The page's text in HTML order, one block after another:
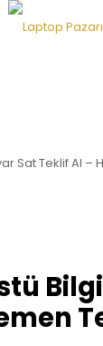
Sat Teklif Al –